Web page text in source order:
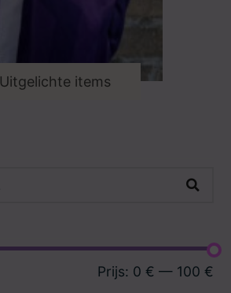
Uitgelichte items
Prijs: 0 € — 100 €